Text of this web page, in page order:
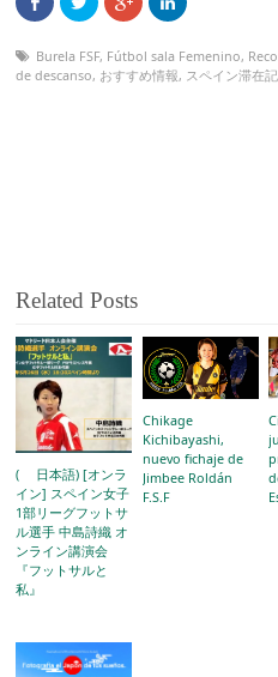
Burela FSF, Fútbol sala Femenino,
de descanso, おすすめ情報, スペイン滞在記
Related Posts
( 日本語) [オンラ
イン] スペイン女子
1部リーグフットサ
ル選手 中島詩織 オ
ンライン講演会
『フットサルと
私』
Chikage
Kichibayashi,
nuevo fichaje de
Jimbee Roldán
F.S.F